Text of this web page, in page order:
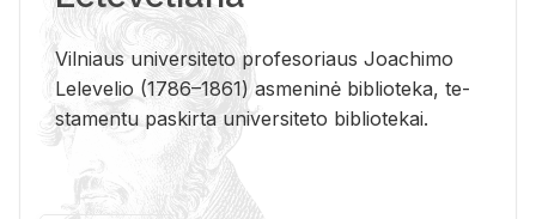
Vil­niaus uni­ver­si­te­to pro­fe­so­riaus Jo­a­chi­mo
Le­le­ve­lio (1786–1861) as­me­ni­nė bi­b­lio­te­ka, te­
sta­men­tu pa­skir­ta uni­ver­si­te­to bi­b­lio­te­kai.